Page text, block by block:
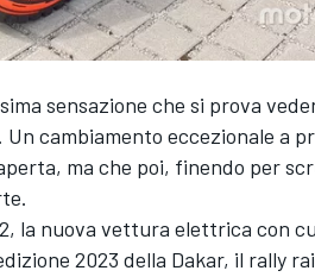
sensazione che si prova
cambiamento eccezionale a
ma che poi, finendo per
la nuova vettura elettrica con
2023 della Dakar, il rally